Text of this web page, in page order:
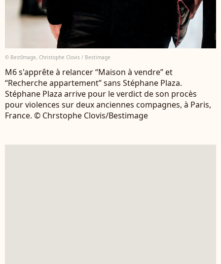
© BestImage, Christophe Clovis / Bestimage
M6 s'apprête à relancer “Maison à vendre” et
“Recherche appartement” sans Stéphane Plaza.
Stéphane Plaza arrive pour le verdict de son procès
pour violences sur deux anciennes compagnes, à Paris,
France. © Chrstophe Clovis/Bestimage